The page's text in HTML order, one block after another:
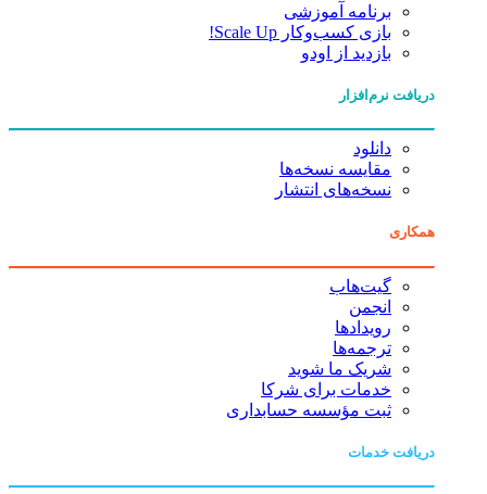
برنامه آموزشی
بازی کسب‌وکار Scale Up!
بازدید از اودو
دریافت نرم‌افزار
دانلود
مقایسه نسخه‌ها
نسخه‌های انتشار
همکاری
گیت‌هاب
انجمن
رویدادها
ترجمه‌ها
شریک ما شوید
خدمات برای شرکا
ثبت مؤسسه حسابداری
دریافت خدمات